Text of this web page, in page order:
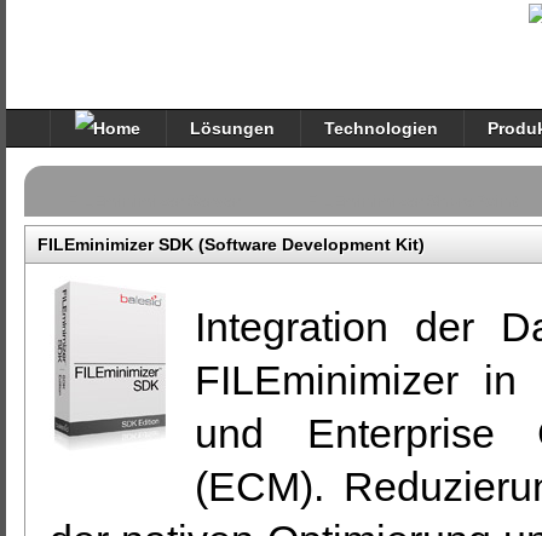
Lösungen Technologien
FILEminimizer SDK (Software Development Kit)
Integration der
FILEminimizer in
und Enterprise
(ECM).